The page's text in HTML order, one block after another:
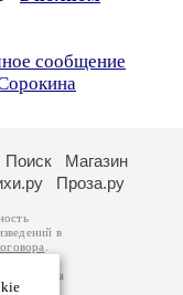
сообщение
Поиск
Магазин
Проза.ру
в
авторам
возможна